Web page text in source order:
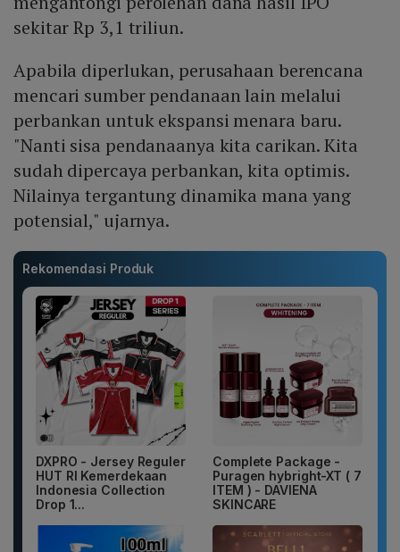
sekitar Rp 3,1 triliun.
Apabila diperlukan, perusahaan berencana
mencari sumber pendanaan lain melalui
perbankan untuk ekspansi menara baru.
"Nanti sisa pendanaanya kita carikan. Kita
sudah dipercaya perbankan, kita optimis.
Nilainya tergantung dinamika mana yang
potensial," ujarnya.
Rekomendasi Produk
DXPRO - Jersey Reguler
HUT RI Kemerdekaan
Indonesia Collection
Drop 1...
Complete Package -
Puragen hybright-XT ( 7
ITEM ) - DAVIENA
SKINCARE